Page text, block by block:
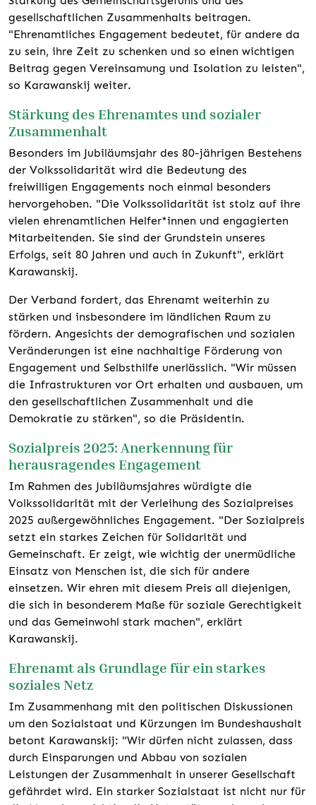
gesellschaftlichen Zusammenhalts beitragen.
"Ehrenamtliches Engagement bedeutet, für andere da
zu sein, ihre Zeit zu schenken und so einen wichtigen
Beitrag gegen Vereinsamung und Isolation zu leisten",
so Karawanskij weiter.
Stärkung des Ehrenamtes und sozialer
Zusammenhalt
Besonders im Jubiläumsjahr des 80-jährigen Bestehens
der Volkssolidarität wird die Bedeutung des
freiwilligen Engagements noch einmal besonders
hervorgehoben. "Die Volkssolidarität ist stolz auf ihre
vielen ehrenamtlichen Helfer*innen und engagierten
Mitarbeitenden. Sie sind der Grundstein unseres
Erfolgs, seit 80 Jahren und auch in Zukunft", erklärt
Karawanskij.
Der Verband fordert, das Ehrenamt weiterhin zu
stärken und insbesondere im ländlichen Raum zu
fördern. Angesichts der demografischen und sozialen
Veränderungen ist eine nachhaltige Förderung von
Engagement und Selbsthilfe unerlässlich. "Wir müssen
die Infrastrukturen vor Ort erhalten und ausbauen, um
den gesellschaftlichen Zusammenhalt und die
Demokratie zu stärken", so die Präsidentin.
Sozialpreis 2025: Anerkennung für
herausragendes Engagement
Im Rahmen des Jubiläumsjahres würdigte die
Volkssolidarität mit der Verleihung des Sozialpreises
2025 außergewöhnliches Engagement. "Der Sozialpreis
setzt ein starkes Zeichen für Solidarität und
Gemeinschaft. Er zeigt, wie wichtig der unermüdliche
Einsatz von Menschen ist, die sich für andere
einsetzen. Wir ehren mit diesem Preis all diejenigen,
die sich in besonderem Maße für soziale Gerechtigkeit
und das Gemeinwohl stark machen", erklärt
Karawanskij.
Ehrenamt als Grundlage für ein starkes
soziales Netz
Im Zusammenhang mit den politischen Diskussionen
um den Sozialstaat und Kürzungen im Bundeshaushalt
betont Karawanskij: "Wir dürfen nicht zulassen, dass
durch Einsparungen und Abbau von sozialen
Leistungen der Zusammenhalt in unserer Gesellschaft
gefährdet wird. Ein starker Sozialstaat ist nicht nur für